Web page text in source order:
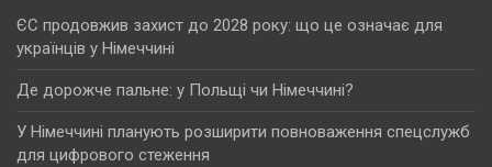
ЄС продовжив захист до 2028 року: що це означає для
українців у Німеччині
Де дорожче пальне: у Польщі чи Німеччині?
У Німеччині планують розширити повноваження спецслужб
для цифрового стеження